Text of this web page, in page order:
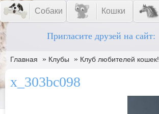
Собаки Кошки
Пригласите друзей на сайт:
Главная » Клубы » Клуб любителей кошек!
x_303bc098